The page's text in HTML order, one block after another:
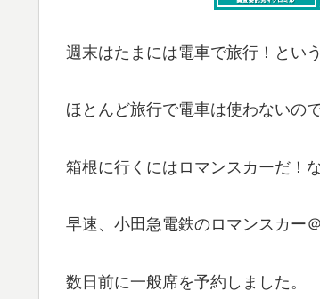
週末はたまには電車で旅行！とい
ほとんど旅行で電車は使わないの
箱根に行くにはロマンスカーだ！
早速、小田急電鉄のロマンスカー
数日前に一般席を予約しました。